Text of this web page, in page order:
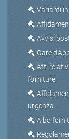
Varianti in
Avvisi
Gare
Atti
forniture
urgenza
Albo